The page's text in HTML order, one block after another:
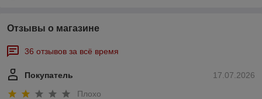
Отзывы о магазине
36 отзывов за всё время
17.07.2026
Покупатель
Плохо